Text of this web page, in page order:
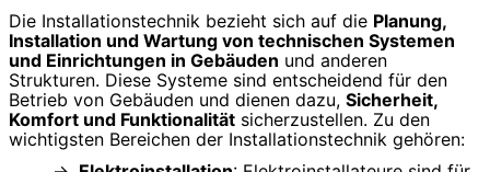
Die Installationstechnik bezieht sich auf die Planung,
Installation und Wartung von technischen Systemen
und Einrichtungen in Gebäuden und anderen
Strukturen. Diese Systeme sind entscheidend für den
Betrieb von Gebäuden und dienen dazu, Sicherheit,
Komfort und Funktionalität sicherzustellen. Zu den
wichtigsten Bereichen der Installationstechnik gehören: